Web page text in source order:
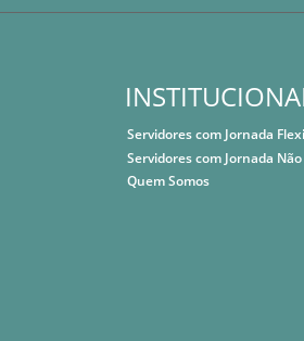
Servidores com Jornada
Servidores com Jornada
Quem Somos